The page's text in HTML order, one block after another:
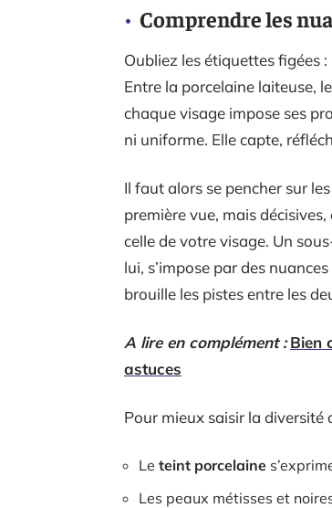
Comprendre les
Oubliez les étiquettes figées
Entre la porcelaine laiteuse,
chaque visage impose ses
ni uniforme. Elle capte,
Il faut alors se pencher sur les
première vue, mais
celle de votre visage. Un
lui, s’impose par des
brouille les pistes entre les
A lire en complément : Bien
astuces
Pour mieux saisir la diversité
Le teint porcelaine
Les peaux métisses et